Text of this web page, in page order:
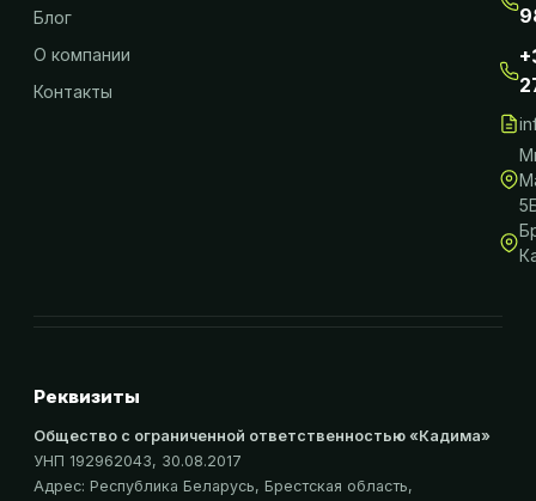
Блог
О компании
Контакты
Реквизиты
Общество с ограниченной ответственностью «Кадима»
УНП 192962043, 30.08.2017
Адрес: Республика Беларусь, Брестская область,